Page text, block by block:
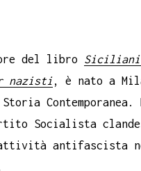
del libro
nazisti , è nato a
Socialista
antifascista